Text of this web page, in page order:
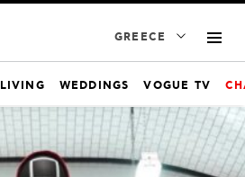
GREECE
LIVING WEDDINGS VOGUE TV